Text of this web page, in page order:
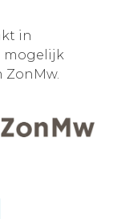
in
mogelijk
ZonMw.